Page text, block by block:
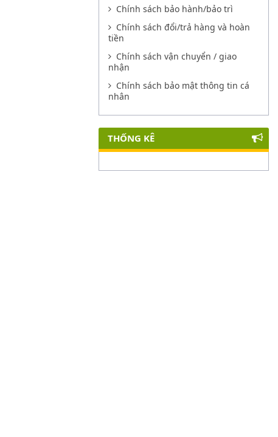
Chính sách bảo hành/bảo trì
Chính sách đổi/trả hàng và hoàn
tiền
Chính sách vận chuyển / giao
nhận
Chính sách bảo mật thông tin cá
nhân
THỐNG KÊ